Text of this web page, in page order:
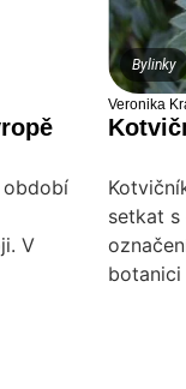
období
V
Bylinky
Veronika
setkat s
botanici